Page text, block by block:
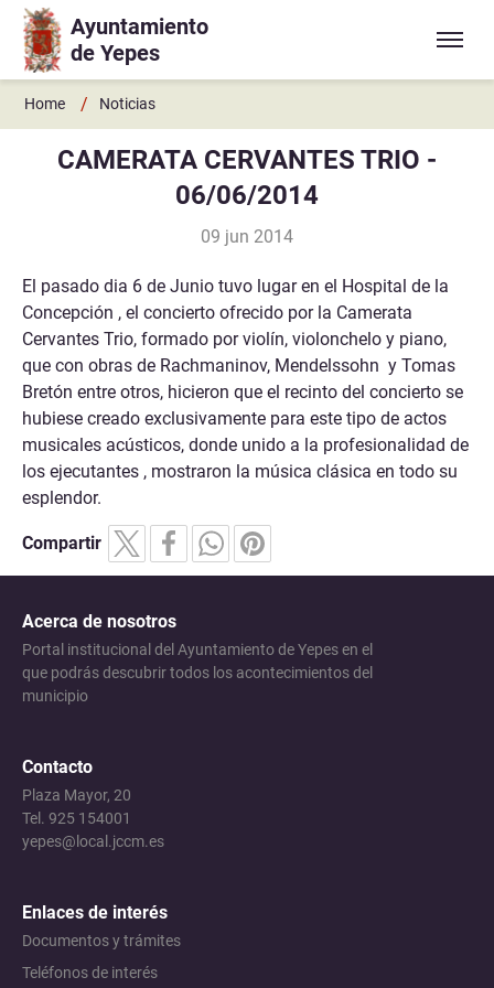
Ir a contenido principal
Ayuntamiento
de Yepes
Home / Noticias
CAMERATA CERVANTES TRIO -
06/06/2014
09 jun 2014
El pasado dia 6 de Junio tuvo lugar en el Hospital de la
Concepción , el concierto ofrecido por la Camerata
Cervantes Trio, formado por violín, violonchelo y piano,
que con obras de Rachmaninov, Mendelssohn y Tomas
Bretón entre otros, hicieron que el recinto del concierto se
hubiese creado exclusivamente para este tipo de actos
musicales acústicos, donde unido a la profesionalidad de
los ejecutantes , mostraron la música clásica en todo su
esplendor.
Compartir
Acerca de nosotros
Portal institucional del Ayuntamiento de Yepes en el
que podrás descubrir todos los acontecimientos del
municipio
Contacto
Plaza Mayor, 20
Tel. 925 154001
yepes@local.jccm.es
Enlaces de interés
Documentos y trámites
Teléfonos de interés